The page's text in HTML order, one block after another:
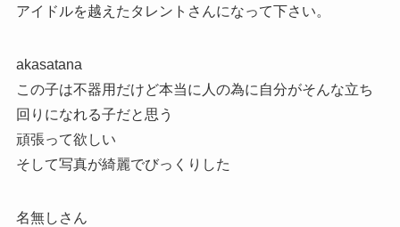
アイドルを越えたタレントさんになって下さい。
akasatana
この子は不器用だけど本当に人の為に自分がそんな立ち
回りになれる子だと思う
頑張って欲しい
そして写真が綺麗でびっくりした
名無しさん